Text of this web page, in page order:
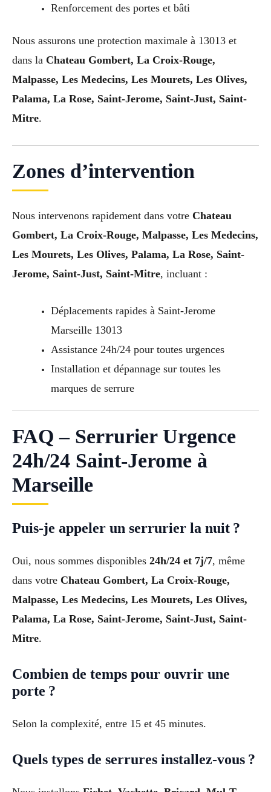
Renforcement des portes et bâti
Nous assurons une protection maximale à 13013 et
dans la Chateau Gombert, La Croix-Rouge,
Malpasse, Les Medecins, Les Mourets, Les Olives,
Palama, La Rose, Saint-Jerome, Saint-Just, Saint-
Mitre.
Zones d’intervention
Nous intervenons rapidement dans votre Chateau
Gombert, La Croix-Rouge, Malpasse, Les Medecins,
Les Mourets, Les Olives, Palama, La Rose, Saint-
Jerome, Saint-Just, Saint-Mitre, incluant :
Déplacements rapides à Saint-Jerome
Marseille 13013
Assistance 24h/24 pour toutes urgences
Installation et dépannage sur toutes les
marques de serrure
FAQ – Serrurier Urgence
24h/24 Saint-Jerome à
Marseille
Puis-je appeler un serrurier la nuit ?
Oui, nous sommes disponibles 24h/24 et 7j/7, même
dans votre Chateau Gombert, La Croix-Rouge,
Malpasse, Les Medecins, Les Mourets, Les Olives,
Palama, La Rose, Saint-Jerome, Saint-Just, Saint-
Mitre.
Combien de temps pour ouvrir une
porte ?
Selon la complexité, entre 15 et 45 minutes.
Quels types de serrures installez-vous ?